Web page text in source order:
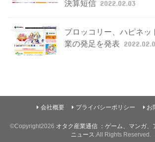
決算短信 2022.02.03
ブロッコリー、ハピネッ
業の発足を発表
会社概要 プライバシーポリシー お
©Copyright2026 オタク産業通信 ：ゲーム、マンガ、
ニュース .All Rights Reserved.